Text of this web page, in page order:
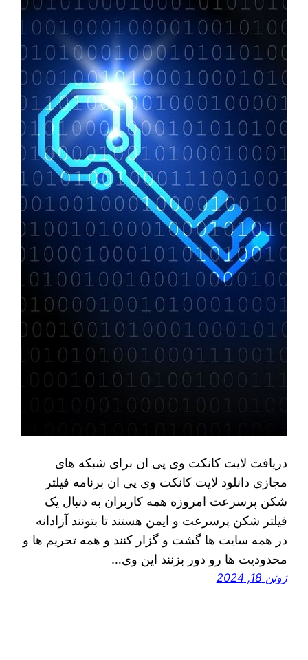
دریافت لایت کانکت وی پی ان برای شبکه های
مجازی دانلود لایت کانکت وی پی ان برنامه فیلتر
شکن پرسرعت امروزه همه کاربران به دنبال یک
فیلتر شکن پرسرعت و ایمن هستند تا بتونند آزادانه
در همه سایت ها گشت و گزار کنند و همه تحریم ها و
محدودیت ها رو دور بزنند این وی…
ژوئن 18, 2024